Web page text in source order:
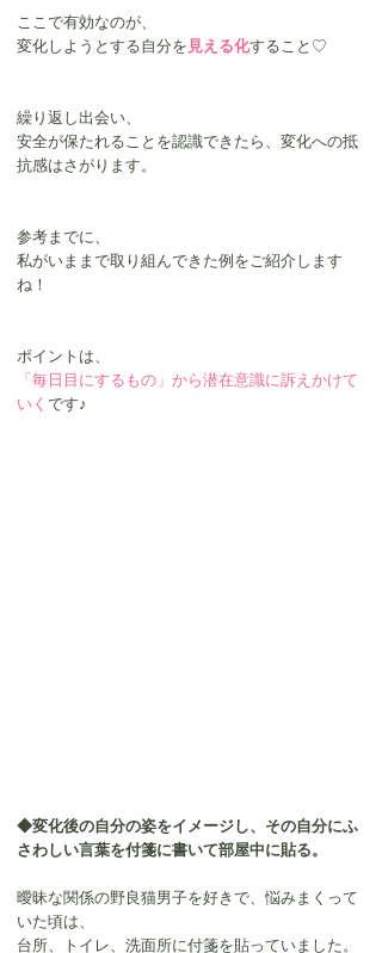
ここで有効なのが、
変化しようとする自分を 見える化すること♡
繰り返し出会い、
安全が保たれることを認識できたら、変化への抵
抗感はさがります。
参考までに、
私がいままで取り組んできた例をご紹介します
ね！
ポイントは、
「毎日目にするもの」から潜在意識に訴えかけて
いく です♪
◆変化後の自分の姿をイメージし、その自分にふ
さわしい言葉を付箋に書いて部屋中に貼る。
曖昧な関係の野良猫男子を好きで、悩みまくって
いた頃は、
台所、トイレ、洗面所に付箋を貼っていました。